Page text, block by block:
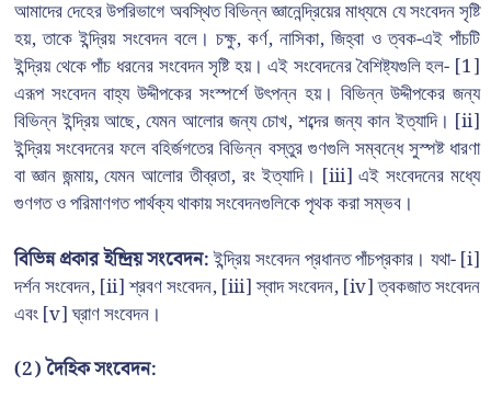
আমাদের দেহের উপরিভাগে অবস্থিত বিভিন্ন জ্ঞানেন্দ্রিয়ের মাধ্যমে যে সংবেদন সৃষ্টি
হয়, তাকে ইন্দ্রিয় সংবেদন বলে। চক্ষু, কর্ণ, নাসিকা, জিহ্বা ও ত্বক-এই পাঁচটি
ইন্দ্রিয় থেকে পাঁচ ধরনের সংবেদন সৃষ্টি হয়। এই সংবেদনের বৈশিষ্ট্যগুলি হল- [1]
এরূপ সংবেদন বাহ্য উদ্দীপকের সংস্পর্শে উৎপন্ন হয়। বিভিন্ন উদ্দীপকের জন্য
বিভিন্ন ইন্দ্রিয় আছে, যেমন আলোর জন্য চোখ, শব্দের জন্য কান ইত্যাদি। [ii]
ইন্দ্রিয় সংবেদনের ফলে বহির্জগতের বিভিন্ন বস্তুর গুণগুলি সম্বন্ধে সুস্পষ্ট ধারণা
বা জ্ঞান জন্মায়, যেমন আলোর তীব্রতা, রং ইত্যাদি। [iii] এই সংবেদনের মধ্যে
গুণগত ও পরিমাণগত পার্থক্য থাকায় সংবেদনগুলিকে পৃথক করা সম্ভব।
বিভিন্ন প্রকার ইন্দ্রিয় সংবেদন:ইন্দ্রিয় সংবেদন প্রধানত পাঁচপ্রকার। যথা- [i]
দর্শন সংবেদন, [ii] শ্রবণ সংবেদন, [iii] স্বাদ সংবেদন, [iv] ত্বকজাত সংবেদন
এবং [v] ঘ্রাণ সংবেদন।
(2)দৈহিক সংবেদন: